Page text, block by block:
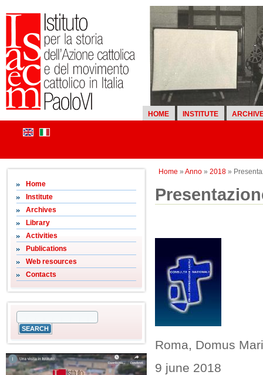
HOME INSTITUTE
Home » Anno» 2018»
Home
Institute
Archives
Library
Activities
Publications
Web resources
Contacts
Roma, Domus
9 june 2018